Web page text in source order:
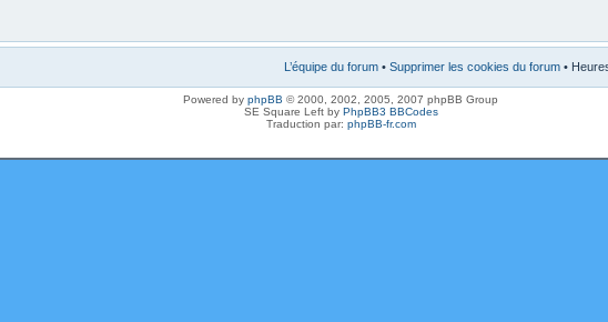
L’équipe du forum • Supprimer les cookies du forum •
Powered by phpBB © 2000, 2002, 2005, 2007 phpBB Group
SE Square Left by PhpBB3 BBCodes
Traduction par: phpBB-fr.com